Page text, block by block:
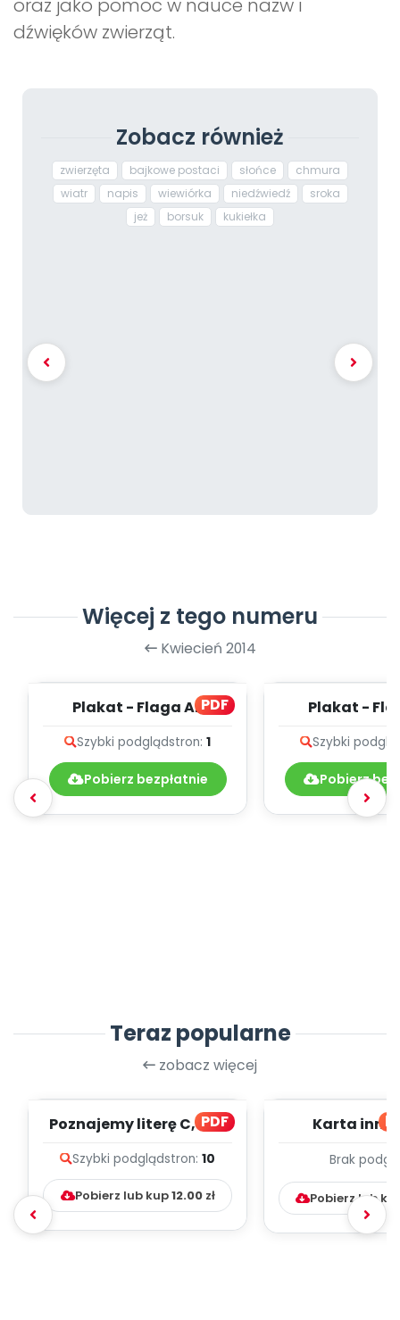
oraz jako pomoc w nauce nazw i
dźwięków zwierząt.
Zobacz również
zwierzęta bajkowe postaci słońce
chmura
wiatr
napis wiewiórka niedźwiedź
sroka
jeż
borsuk kukiełka
Więcej z tego numeru
Kwiecień 2014
PDF
Plakat - Flaga A2
Szybki podglądstron: 1
Pobierz bezpłatnie
Plakat -
Szybki
Pobierz
Teraz popularne
zobacz więcej
PDF
Poznajemy literę C, cz. 1
Szybki podglądstron: 10
Pobierz lub kup12.00zł
Karta
Brak
Pobierz lub